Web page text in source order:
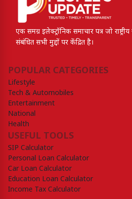
एक समग्र इलेक्ट्रॉनिक समाचार पत्र जो
संबंधित सभी मुद्दों पर केंद्रित है।
POPULAR CATEGORIES
Lifestyle
Tech & Automobiles
Entertainment
National
Health
USEFUL TOOLS
SIP Calculator
Personal Loan Calculator
Car Loan Calculator
Education Loan Calculator
Income Tax Calculator